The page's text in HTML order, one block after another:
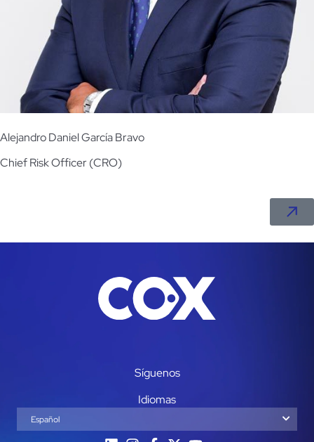
Alejandro Daniel García Bravo
Chief Risk Officer (CRO)
Síguenos
Idiomas
Español
English